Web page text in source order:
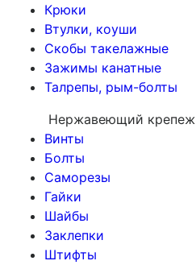
Крюки
Втулки, коуши
Скобы такелажные
Зажимы канатные
Талрепы, рым-болты
Нержавеющий крепеж
Винты
Болты
Саморезы
Гайки
Шайбы
Заклепки
Штифты